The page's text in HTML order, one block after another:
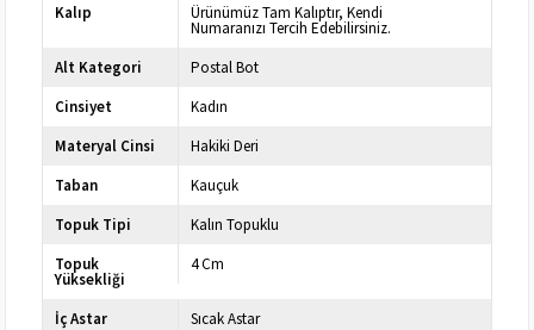
Kalıp
Ürünümüz Tam Kalıptır, Kendi
Numaranızı Tercih Edebilirsiniz.
Alt Kategori
Postal Bot
Cinsiyet
Kadın
Materyal Cinsi
Hakiki Deri
Taban
Kauçuk
Topuk Tipi
Kalın Topuklu
Topuk
Yüksekliği
4 Cm
İç Astar
Sıcak Astar